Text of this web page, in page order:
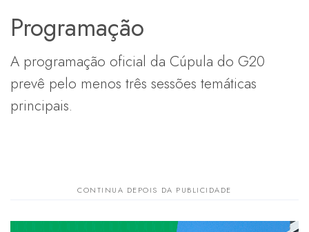
Programação
A programação oficial da Cúpula do G20
prevê pelo menos três sessões temáticas
principais.